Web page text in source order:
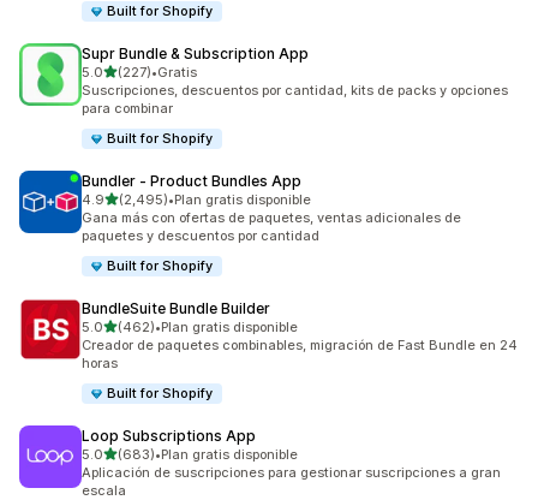
Built for Shopify
Supr Bundle & Subscription App
5.0de 5 estrellas
(227)
227 reseñas en total
•Gratis
Suscripciones, descuentos por cantidad, kits de packs y opciones
para combinar
Built for Shopify
Bundler ‑ Product Bundles App
4.9de 5 estrellas
(2,495)
2495 reseñas en total
•Plan gratis disponible
Gana más con ofertas de paquetes, ventas adicionales de
paquetes y descuentos por cantidad
Built for Shopify
BundleSuite Bundle Builder
5.0de 5 estrellas
(462)
462 reseñas en total
•Plan gratis disponible
Creador de paquetes combinables, migración de Fast Bundle en 24
horas
Built for Shopify
Loop Subscriptions App
5.0de 5 estrellas
(683)
683 reseñas en total
•Plan gratis disponible
Aplicación de suscripciones para gestionar suscripciones a gran
escala